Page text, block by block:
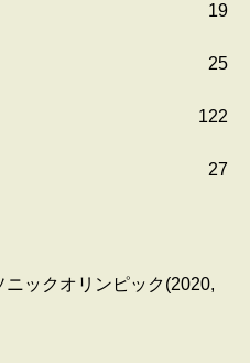
19
25
122
27
ニックオリンピック(2020,